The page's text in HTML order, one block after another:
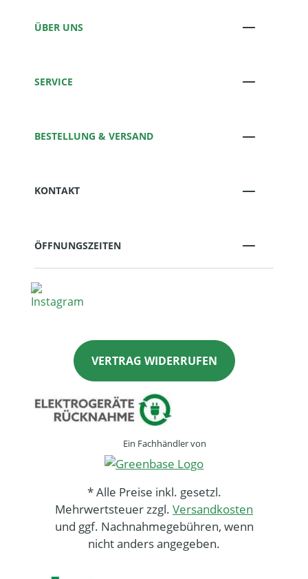
ÜBER UNS
SERVICE
BESTELLUNG & VERSAND
KONTAKT
ÖFFNUNGSZEITEN
VERTRAG WIDERRUFEN
Ein Fachhändler von
* Alle Preise inkl. gesetzl.
Mehrwertsteuer zzgl. Versandkosten
und ggf. Nachnahmegebühren, wenn
nicht anders angegeben.